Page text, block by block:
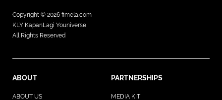
Copyright © 2026 fimela.com
KLY KapanLagi Youniverse
All Rights Reserved
ABOUT PARTNERSHIPS
ABOUT US MEDIA KIT